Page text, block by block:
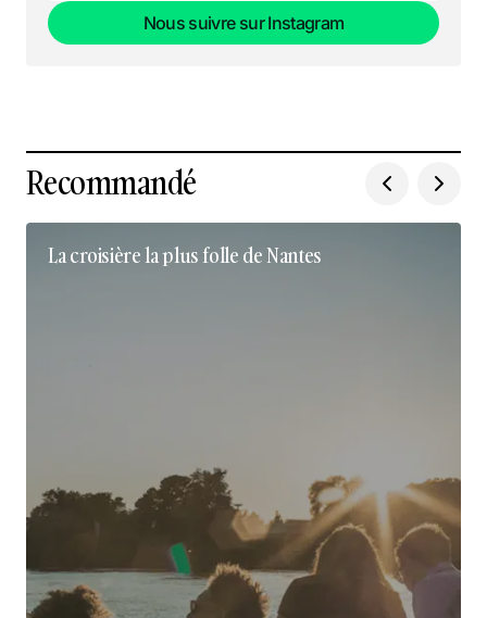
Nous suivre sur Instagram
Recommandé
La croisière la plus folle de Nantes